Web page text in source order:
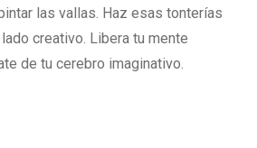
las vallas. Haz esas tonterías
creativo. Libera tu mente
de tu cerebro imaginativo.